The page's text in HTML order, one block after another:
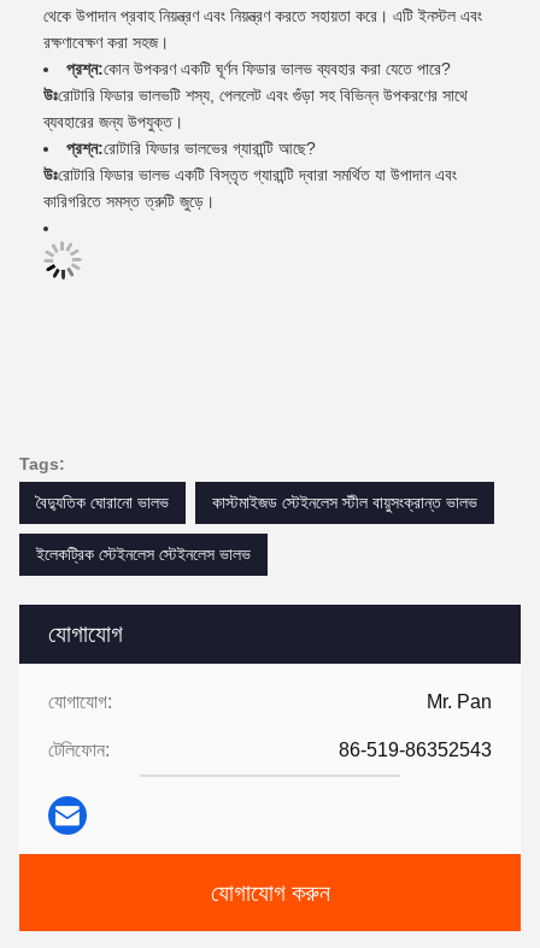
যোগাযোগ
যোগাযোগ: Mr. Pan
টেলিফোন: 86-519-86352543
যোগাযোগ করুন
থেকে উপাদান প্রবাহ নিয়ন্ত্রণ এবং নিয়ন্ত্রণ করতে সহায়তা করে। এটি ইনস্টল এবং
রক্ষণাবেক্ষণ করা সহজ।
প্রশ্ন:কোন উপকরণ একটি ঘূর্ণন ফিডার ভালভ ব্যবহার করা যেতে পারে?
উঃরোটারি ফিডার ভালভটি শস্য, পেললেট এবং গুঁড়া সহ বিভিন্ন উপকরণের সাথে
ব্যবহারের জন্য উপযুক্ত।
প্রশ্ন:রোটারি ফিডার ভালভের গ্যারান্টি আছে?
উঃরোটারি ফিডার ভালভ একটি বিস্তৃত গ্যারান্টি দ্বারা সমর্থিত যা উপাদান এবং
কারিগরিতে সমস্ত ত্রুটি জুড়ে।
Tags:
বৈদ্যুতিক ঘোরানো ভালভ
কাস্টমাইজড স্টেইনলেস স্টীল বায়ুসংক্রান্ত ভালভ
ইলেকট্রিক স্টেইনলেস স্টেইনলেস ভালভ